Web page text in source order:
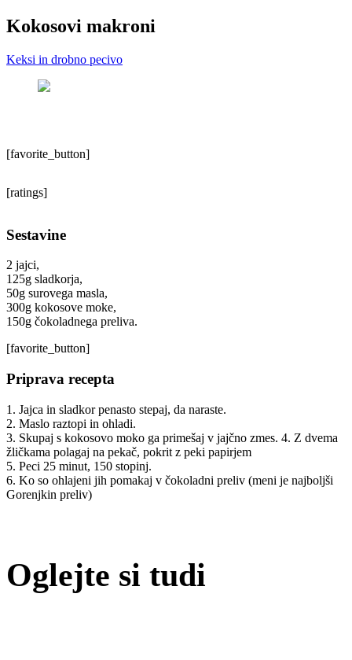
Kokosovi makroni
Keksi in drobno pecivo
[favorite_button]
[ratings]
Sestavine
2 jajci,
125g sladkorja,
50g surovega masla,
300g kokosove moke,
150g čokoladnega preliva.
[favorite_button]
Priprava recepta
1. Jajca in sladkor penasto stepaj, da naraste.
2. Maslo raztopi in ohladi.
3. Skupaj s kokosovo moko ga primešaj v jajčno zmes. 4. Z dvema
žličkama polagaj na pekač, pokrit z peki papirjem
5. Peci 25 minut, 150 stopinj.
6. Ko so ohlajeni jih pomakaj v čokoladni preliv (meni je najboljši
Gorenjkin preliv)
Oglejte si tudi